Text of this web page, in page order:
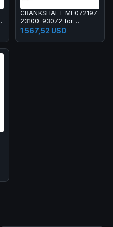
CRANKSHAFT ME072197
23100-93072 for
Compatible with
Mitsubishi 6D16 6D16T
1 567,52 USD